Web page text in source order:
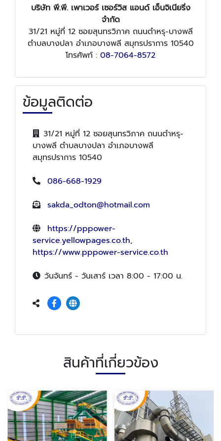
บริษัท พี.พี. เพาเวอร์ เซอร์วิส แอนด์ เอ็นจิเนียริ่ง
จำกัด
31/21 หมู่ที่ 12 ซอยสุนทรวิภาค ถนนตำหรุ-บางพลี
ตำบลบางปลา อำเภอบางพลี สมุทรปราการ 10540
โทรศัพท์ : 08-7064-8572
ข้อมูลติดต่อ
31/21 หมู่ที่ 12 ซอยสุนทรวิภาค ถนนตำหรุ-
บางพลี ตำบลบางปลา อำเภอบางพลี
สมุทรปราการ 10540
086-668-1929
sakda_odton@hotmail.com
https://pppower-
service.yellowpages.co.th,
https://www.pppower-service.co.th
วันจันทร์ - วันเสาร์ เวลา 8:00 - 17:00 น.
สินค้าที่เกี่ยวข้อง